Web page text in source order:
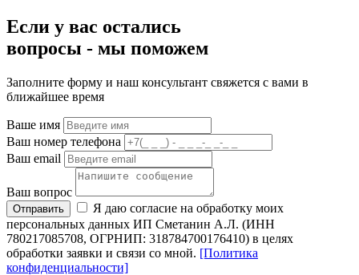
Если у вас остались
вопросы - мы поможем
Заполните форму и наш консультант свяжется с вами в
ближайшее время
Ваше имя
Ваш номер телефона
Ваш email
Ваш вопрос
Отправить
Я даю согласие на обработку моих
персональных данных ИП Сметанин А.Л. (ИНН
780217085708, ОГРНИП: 318784700176410) в целях
обработки заявки и связи со мной. [Политика
конфиденциальности]